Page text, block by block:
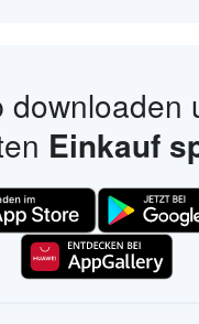
downloaden
Einkauf